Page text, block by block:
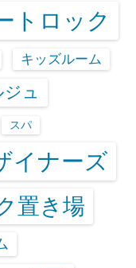
トロック
キッズルーム
ュ
スパ
イナーズ
置き場